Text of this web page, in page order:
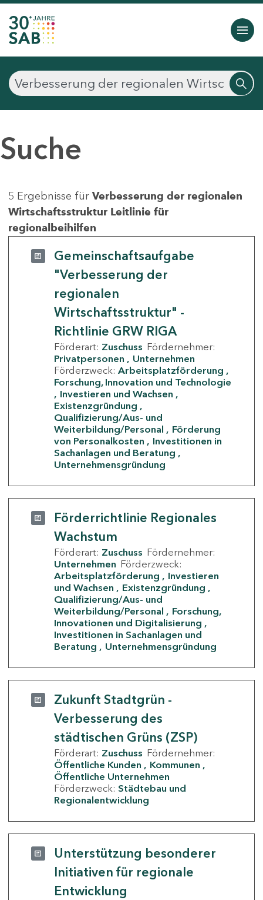
Suche
5 Ergebnisse für Verbesserung der regionalen
Wirtschaftsstruktur Leitlinie für
regionalbeihilfen
Gemeinschaftsaufgabe
"Verbesserung der
regionalen
Wirtschaftsstruktur" -
Richtlinie GRW RIGA
Förderart: Zuschuss Fördernehmer:
Privatpersonen
Unternehmen
Förderzweck: Arbeitsplatzförderung
Forschung, Innovation und Technologie
Investieren und Wachsen
Existenzgründung
Qualifizierung/Aus- und
Weiterbildung/Personal
Förderung
von Personalkosten
Investitionen in
Sachanlagen und Beratung
Unternehmensgründung
Förderrichtlinie Regionales
Wachstum
Förderart: Zuschuss Fördernehmer:
Unternehmen Förderzweck:
Arbeitsplatzförderung
Investieren
und Wachsen
Existenzgründung
Qualifizierung/Aus- und
Weiterbildung/Personal
Forschung,
Innovationen und Digitalisierung
Investitionen in Sachanlagen und
Beratung
Unternehmensgründung
Zukunft Stadtgrün -
Verbesserung des
städtischen Grüns (ZSP)
Förderart: Zuschuss Fördernehmer:
Öffentliche Kunden
Kommunen
Öffentliche Unternehmen
Förderzweck: Städtebau und
Regionalentwicklung
Unterstützung besonderer
Initiativen für regionale
Entwicklung